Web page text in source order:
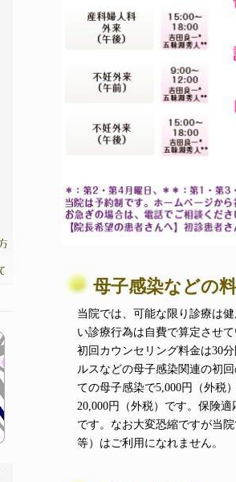
母子感染などの
当院では、可能な限り診療は
い診療行為は自費で算定させ
初回カウンセリング料金は30
ルスなどの母子感染関連の初
ての母子感染で5,000円（外税
20,000円（外税）です。保険
です。なお大変恐縮ですが当
等）はご利用になれません。